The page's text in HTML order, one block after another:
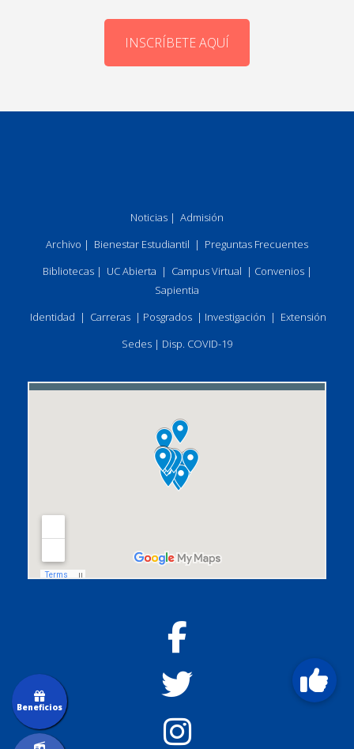
INSCRÍBETE AQUÍ
Noticias | Admisión
Archivo | Bienestar Estudiantil | Preguntas Frecuentes
Bibliotecas| UC Abierta | Campus Virtual | Convenios|
Sapientia
Identidad | Carreras | Posgrados | Investigación | Extensión
Sedes | Disp. COVID-19
Beneficios